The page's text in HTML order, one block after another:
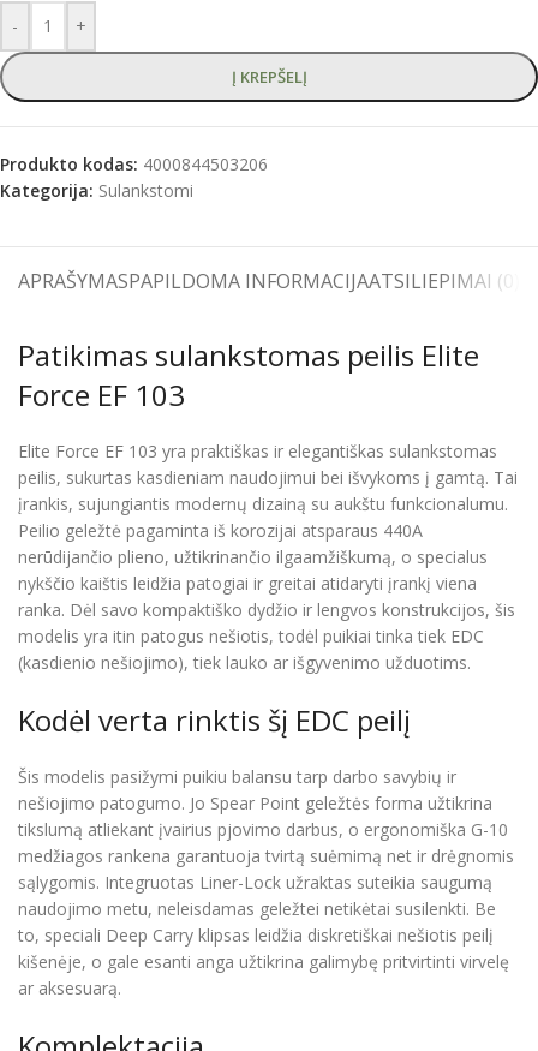
- +
Į KREPŠELĮ
Produkto kodas: 4000844503206
Kategorija: Sulankstomi
APRAŠYMASPAPILDOMA INFORMACIJAATSILIEPIMAI (0)
Patikimas sulankstomas peilis Elite
Force EF 103
Elite Force EF 103 yra praktiškas ir elegantiškas sulankstomas
peilis, sukurtas kasdieniam naudojimui bei išvykoms į gamtą. Tai
įrankis, sujungiantis modernų dizainą su aukštu funkcionalumu.
Peilio geležtė pagaminta iš korozijai atsparaus 440A
nerūdijančio plieno, užtikrinančio ilgaamžiškumą, o specialus
nykščio kaištis leidžia patogiai ir greitai atidaryti įrankį viena
ranka. Dėl savo kompaktiško dydžio ir lengvos konstrukcijos, šis
modelis yra itin patogus nešiotis, todėl puikiai tinka tiek EDC
(kasdienio nešiojimo), tiek lauko ar išgyvenimo užduotims.
Kodėl verta rinktis šį EDC peilį
Šis modelis pasižymi puikiu balansu tarp darbo savybių ir
nešiojimo patogumo. Jo Spear Point geležtės forma užtikrina
tikslumą atliekant įvairius pjovimo darbus, o ergonomiška G-10
medžiagos rankena garantuoja tvirtą suėmimą net ir drėgnomis
sąlygomis. Integruotas Liner-Lock užraktas suteikia saugumą
naudojimo metu, neleisdamas geležtei netikėtai susilenkti. Be
to, speciali Deep Carry klipsas leidžia diskretiškai nešiotis peilį
kišenėje, o gale esanti anga užtikrina galimybę pritvirtinti virvelę
ar aksesuarą.